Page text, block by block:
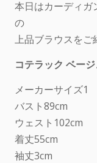
本日はカーディガ
の
上品ブラウスをご
コテラック ベー
メーカーサイズ1
バスト89cm
ウェスト102cm
着丈55cm
袖丈3cm